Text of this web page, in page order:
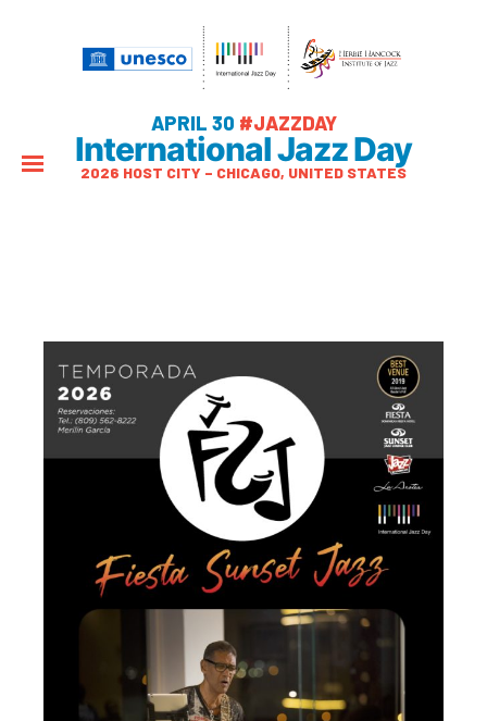
APRIL 30 #JAZZDAY
International Jazz Day
2026 HOST CITY – CHICAGO, UNITED STATES